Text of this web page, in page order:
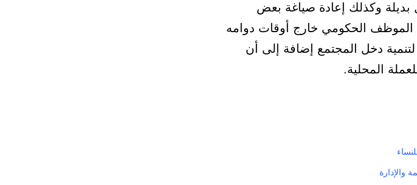
بديلة وكذلك إعادة صياغة بعض
الموظف الحكومي خارج أوقات دوامه
دخل المجتمع إضافة إلى أن
المحلية.
والإدارة